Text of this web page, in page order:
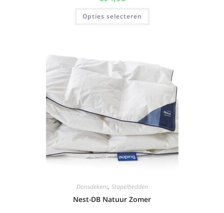
Opties selecteren
Donsdekens, Stapelbedden
Nest-DB Natuur Zomer